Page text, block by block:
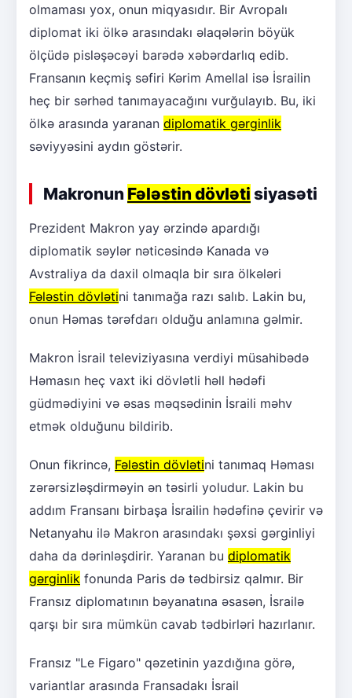
olmaması yox, onun miqyasıdır. Bir Avropalı
diplomat iki ölkə arasındakı əlaqələrin böyük
ölçüdə pisləşəcəyi barədə xəbərdarlıq edib.
Fransanın keçmiş səfiri Kərim Amellal isə İsrailin
heç bir sərhəd tanımayacağını vurğulayıb. Bu, iki
ölkə arasında yaranan diplomatik gərginlik
səviyyəsini aydın göstərir.
Makronun Fələstin dövləti siyasəti
Prezident Makron yay ərzində apardığı
diplomatik səylər nəticəsində Kanada və
Avstraliya da daxil olmaqla bir sıra ölkələri
Fələstin dövlətini tanımağa razı salıb. Lakin bu,
onun Həmas tərəfdarı olduğu anlamına gəlmir.
Makron İsrail televiziyasına verdiyi müsahibədə
Həmasın heç vaxt iki dövlətli həll hədəfi
güdmədiyini və əsas məqsədinin İsraili məhv
etmək olduğunu bildirib.
Onun fikrincə, Fələstin dövlətini tanımaq Həması
zərərsizləşdirməyin ən təsirli yoludur. Lakin bu
addım Fransanı birbaşa İsrailin hədəfinə çevirir və
Netanyahu ilə Makron arasındakı şəxsi gərginliyi
daha da dərinləşdirir. Yaranan bu diplomatik
gərginlik fonunda Paris də tədbirsiz qalmır. Bir
Fransız diplomatının bəyanatına əsasən, İsrailə
qarşı bir sıra mümkün cavab tədbirləri hazırlanır.
Fransız "Le Figaro" qəzetinin yazdığına görə,
variantlar arasında Fransadakı İsrail